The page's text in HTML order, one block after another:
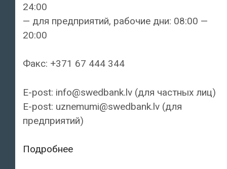
24:00
— для предприятий, рабочие дни: 08:00 —
20:00
Факс: +371 67 444 344
E-post: info@swedbank.lv (для частных лиц)
E-post: uznemumi@swedbank.lv (для
предприятий)
ПодробнееSwedbank